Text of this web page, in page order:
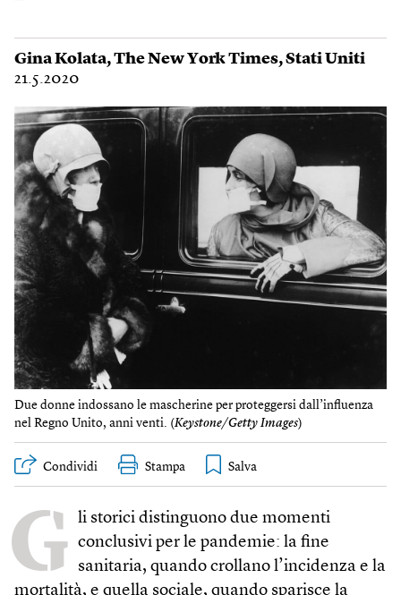
Gina Kolata,The New York Times,Stati Uniti
21.5.2020
Due donne indossano le mascherine per proteggersi dall’influenza
nel Regno Unito, anni venti. (Keystone/Getty Images)
Condividi Stampa
G li storici distinguono due momenti
conclusivi per le pandemie: la fine
sanitaria, quando crollano l’incidenza e la
mortalità, e quella sociale, quando sparisce la